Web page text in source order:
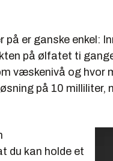
på er ganske enkel:
på ølfatet ti
væskenivå og hvor
på 10 milliliter,
du kan holde et